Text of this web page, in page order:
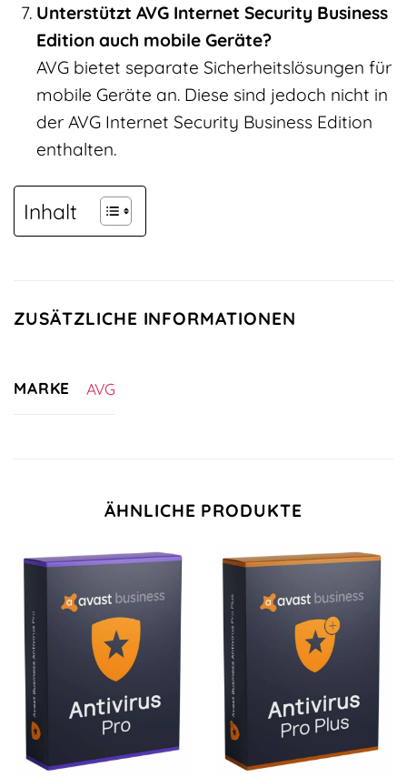
Unterstützt AVG Internet Security Business
Edition auch mobile Geräte?
AVG bietet separate Sicherheitslösungen für
mobile Geräte an. Diese sind jedoch nicht in
der AVG Internet Security Business Edition
enthalten.
Inhalt
ZUSÄTZLICHE INFORMATIONEN
MARKE AVG
ÄHNLICHE PRODUKTE